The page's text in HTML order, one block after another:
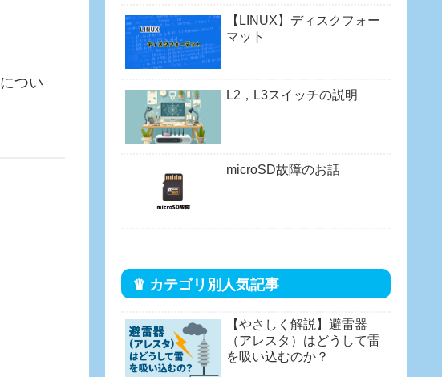
につい
【LINUX】ディスクフォー
マット
L2，L3スイッチの説明
microSD故障のお話
♛ カテゴリ別人気記事
【やさしく解説】避雷器
（アレスタ）はどうして雷
を吸い込むのか？